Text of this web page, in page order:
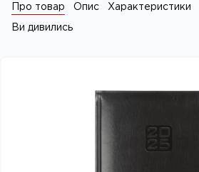
Про товар Опис Характеристики
Ви дивились